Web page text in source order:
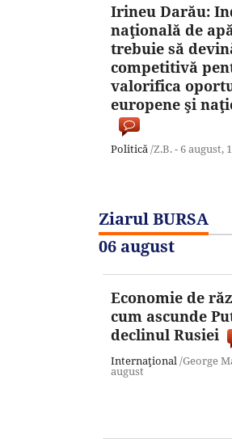
Irineu Darău:
naţională de
trebuie să
competitivă
valorifica
europene şi
Politică /Z.B. -6 august,
Ziarul BURSA
06 august
Economie de
cum ascunde
declinul Rusiei
Internaţional /George
august